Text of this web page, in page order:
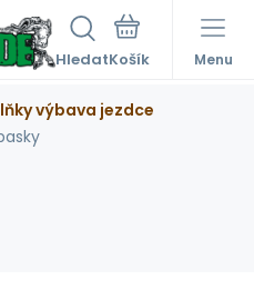
Hledat Menu
výbava jezdce